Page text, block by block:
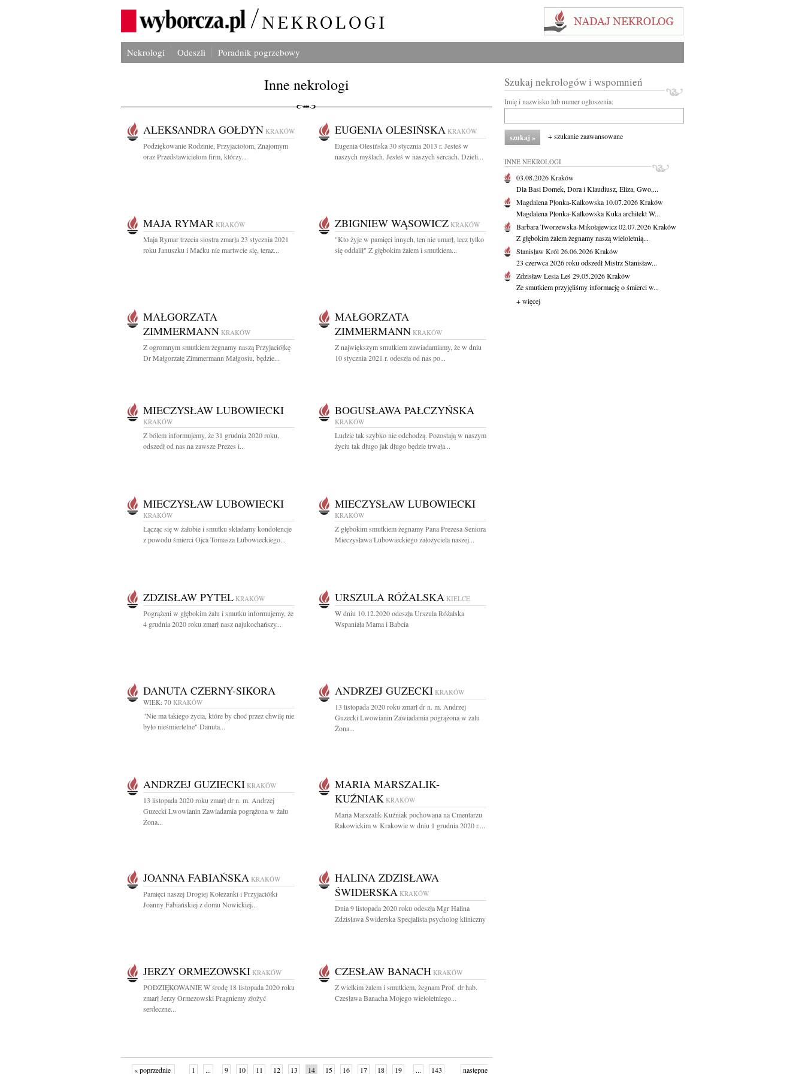
Nekrologi Odeszli Poradnik pogrzebowy
Inne nekrologi
ALEKSANDRA GOŁDYN KRAKÓW
Podziękowanie Rodzinie, Przyjaciołom, Znajomym
oraz Przedstawicielom firm, którzy...
EUGENIA OLESIŃSKA KRAKÓW
Eugenia Olesińska 30 stycznia 2013 r. Jesteś w
naszych myślach. Jesteś w naszych sercach. Dzieli...
MAJA RYMAR KRAKÓW
Maja Rymar trzecia siostra zmarła 23 stycznia 2021
roku Januszku i Maćku nie martwcie się, teraz...
ZBIGNIEW WĄSOWICZ KRAKÓW
"Kto żyje w pamięci innych, ten nie umarł, lecz tylko
się oddalił" Z głębokim żalem i smutkiem...
MAŁGORZATA
ZIMMERMANN KRAKÓW
Z ogromnym smutkiem żegnamy naszą Przyjaciółkę
Dr Małgorzatę Zimmermann Małgosiu, będzie...
MAŁGORZATA
ZIMMERMANN KRAKÓW
Z największym smutkiem zawiadamiamy, że w dniu
10 stycznia 2021 r. odeszła od nas po...
MIECZYSŁAW LUBOWIECKI
KRAKÓW
Z bólem informujemy, że 31 grudnia 2020 roku,
odszedł od nas na zawsze Prezes i...
BOGUSŁAWA PAŁCZYŃSKA
KRAKÓW
Ludzie tak szybko nie odchodzą. Pozostają w naszym
życiu tak długo jak długo będzie trwała...
MIECZYSŁAW LUBOWIECKI
KRAKÓW
Łącząc się w żałobie i smutku składamy kondolencje
z powodu śmierci Ojca Tomasza Lubowieckiego...
MIECZYSŁAW LUBOWIECKI
KRAKÓW
Z głębokim smutkiem żegnamy Pana Prezesa Seniora
Mieczysława Lubowieckiego założyciela naszej...
ZDZISŁAW PYTEL KRAKÓW
Pogrążeni w głębokim żalu i smutku informujemy, że
4 grudnia 2020 roku zmarł nasz najukochańszy...
URSZULA RÓŻALSKA KIELCE
W dniu 10.12.2020 odeszła Urszula Różalska
Wspaniała Mama i Babcia
DANUTA CZERNY-SIKORA
WIEK: 70 KRAKÓW
"Nie ma takiego życia, które by choć przez chwilę nie
było nieśmiertelne" Danuta...
ANDRZEJ GUZECKI KRAKÓW
13 listopada 2020 roku zmarł dr n. m. Andrzej
Guzecki Lwowianin Zawiadamia pogrążona w żalu
Żona...
ANDRZEJ GUZIECKI KRAKÓW
13 listopada 2020 roku zmarł dr n. m. Andrzej
Guzecki Lwowianin Zawiadamia pogrążona w żalu
Żona...
MARIA MARSZALIK-
KUŹNIAK KRAKÓW
Maria Marszalik-Kuźniak pochowana na Cmentarzu
Rakowickim w Krakowie w dniu 1 grudnia 2020 r....
JOANNA FABIAŃSKA KRAKÓW
Pamięci naszej Drogiej Koleżanki i Przyjaciółki
Joanny Fabiańskiej z domu Nowickiej...
HALINA ZDZISŁAWA
ŚWIDERSKA KRAKÓW
Dnia 9 listopada 2020 roku odeszła Mgr Halina
Zdzisława Świderska Specjalista psycholog kliniczny
JERZY ORMEZOWSKI KRAKÓW
PODZIĘKOWANIE W środę 18 listopada 2020 roku
zmarł Jerzy Ormezowski Pragniemy złożyć
serdeczne...
CZESŁAW BANACH KRAKÓW
Z wielkim żalem i smutkiem, żegnam Prof. dr hab.
Czesława Banacha Mojego wieloletniego...
« poprzednie 1 ... 9 10 11 12 13 14 15 16 17 18 19 ... 143 następne
Szukaj nekrologów i wspomnień
Imię i nazwisko lub numer ogłoszenia:
+ szukanie zaawansowane
INNE NEKROLOGI
03.08.2026Kraków
Dla Basi Domek, Dora i Klaudiusz, Eliza, Gwo,...
Magdalena Płonka-Kalkowska 10.07.2026Kraków
Magdalena Płonka-Kalkowska Kuka architekt W...
Barbara Tworzewska-Mikołajewicz02.07.2026Kraków
Z głębokim żalem żegnamy naszą wieloletnią...
Stanisław Król26.06.2026Kraków
23 czerwca 2026 roku odszedł Mistrz Stanisław...
Zdzisław Lesia Leś29.05.2026Kraków
Ze smutkiem przyjęliśmy informację o śmierci w...
+ więcej